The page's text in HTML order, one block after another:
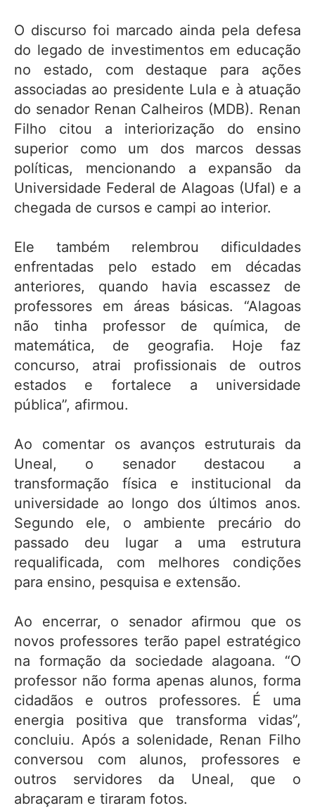
O discurso foi marcado ainda pela defesa
do legado de investimentos em educação
no estado, com destaque para ações
associadas ao presidente Lula e à atuação
do senador Renan Calheiros (MDB). Renan
Filho citou a interiorização do ensino
superior como um dos marcos dessas
políticas, mencionando a expansão da
Universidade Federal de Alagoas (Ufal) e a
chegada de cursos e campi ao interior.
Ele também relembrou dificuldades
enfrentadas pelo estado em décadas
anteriores, quando havia escassez de
professores em áreas básicas. “Alagoas
não tinha professor de química, de
matemática, de geografia. Hoje faz
concurso, atrai profissionais de outros
estados e fortalece a universidade
pública”, afirmou.
Ao comentar os avanços estruturais da
Uneal, o senador destacou a
transformação física e institucional da
universidade ao longo dos últimos anos.
Segundo ele, o ambiente precário do
passado deu lugar a uma estrutura
requalificada, com melhores condições
para ensino, pesquisa e extensão.
Ao encerrar, o senador afirmou que os
novos professores terão papel estratégico
na formação da sociedade alagoana. “O
professor não forma apenas alunos, forma
cidadãos e outros professores. É uma
energia positiva que transforma vidas”,
concluiu. Após a solenidade, Renan Filho
conversou com alunos, professores e
outros servidores da Uneal, que o
abraçaram e tiraram fotos.